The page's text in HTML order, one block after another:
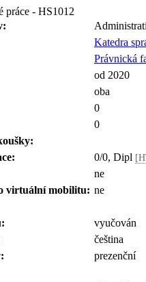
práce - HS1012
Katedra
Právnická
od 2020
oba
0
0
0/0, Dipl
ne
virtuální mobilitu: ne
vyučován
čeština
prezenční